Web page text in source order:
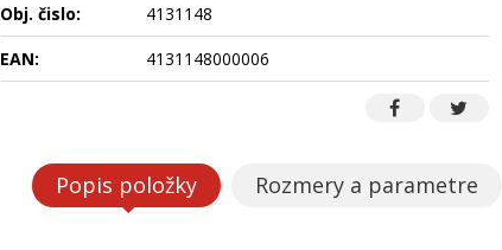
Obj. čislo:
4131148
EAN:
4131148000006
Popis položky Rozmery a parametre